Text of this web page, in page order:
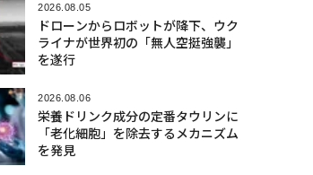
2026.08.05
ドローンからロボットが降下、ウク
ライナが世界初の「無人空挺強襲」
を遂行
2026.08.06
栄養ドリンク成分の定番タウリンに
「老化細胞」を除去するメカニズム
を発見